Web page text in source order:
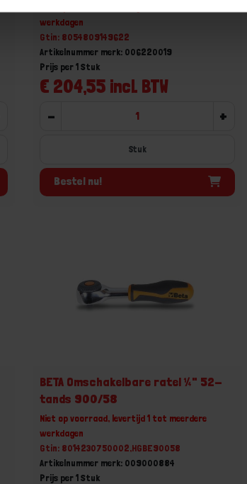
werkdagen
Gtin: 8054809149622
Artikelnummer merk: 006220019
€ 204,55 incl. BTW
Prijs per 1 Stuk
- +
Stuk
Bestel nu!
BETA Omschakelbare ratel ¼" 52-
tands 900/58
Niet op voorraad, levertijd 1 tot meerdere
werkdagen
Gtin: 8014230750002,HGBE90058
Artikelnummer merk: 009000884
Prijs per 1 Stuk